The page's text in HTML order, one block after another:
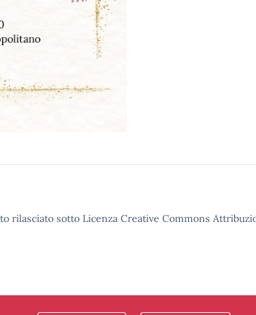
rilasciato sotto Licenza Creative Commons